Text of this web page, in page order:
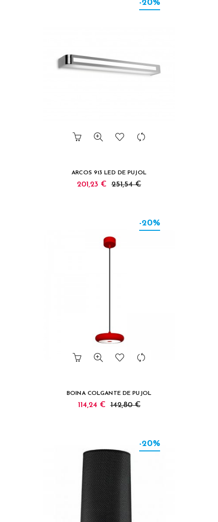
-20%
ARCOS 913 LED DE PUJOL
201,23 € 251,54 €
-20%
BOINA COLGANTE DE PUJOL
114,24 € 142,80 €
-20%